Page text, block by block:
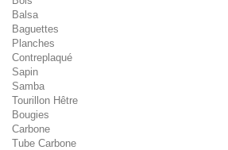
Balsa
Baguettes
Planches
Contreplaqué
Sapin
Samba
Tourillon Hêtre
Bougies
Carbone
Tube Carbone